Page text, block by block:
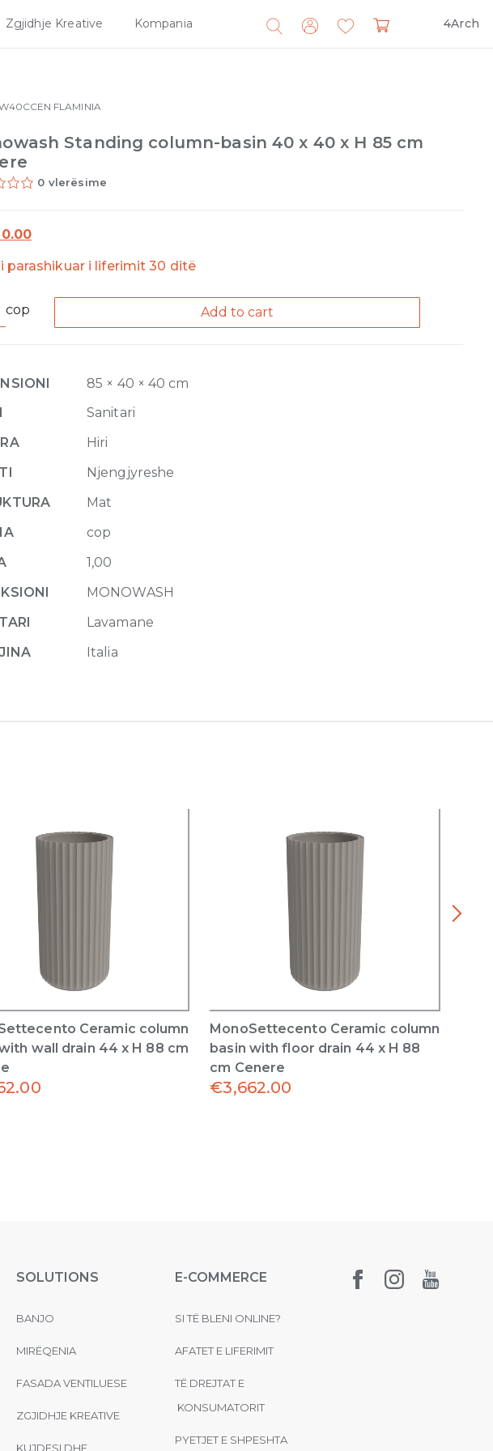
Zgjidhje Kreative Kompania 4Arch
Search
for:
FLAMINIA
Standing column-basin 40 x 40 x H 85 cm
0 vlerësime
parashikuar i liferimit 30 ditë
cop Add to cart
85 × 40 × 40 cm
Sanitari
Hiri
Njengjyreshe
Mat
cop
1,00
MONOWASH
Lavamane
Italia
Ceramic column
wall drain 44 x H 88 cm
MonoSettecento Ceramic column
basin with floor drain 44 x H 88
cm Cenere
€3,662.00
SOLUTIONS
BANJO
MIRËQENIA
FASADA VENTILUESE
ZGJIDHJE KREATIVE
KUJDESI DHE
E-COMMERCE
SI TË BLENI ONLINE?
AFATET E LIFERIMIT
TË DREJTAT E
KONSUMATORIT
PYETJET E SHPESHTA